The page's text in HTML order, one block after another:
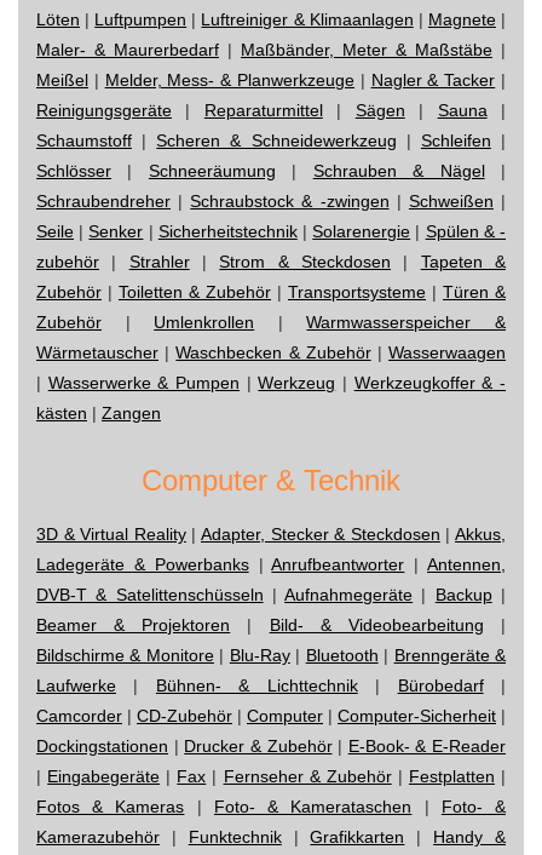
Löten | Luftpumpen | Luftreiniger & Klimaanlagen | Magnete|
Maler- & Maurerbedarf | Maßbänder, Meter & Maßstäbe |
Meißel | Melder, Mess- & Planwerkzeuge | Nagler & Tacker |
Reinigungsgeräte | Reparaturmittel| Sägen | Sauna |
Schaumstoff |Scheren & Schneidewerkzeug | Schleifen |
Schlösser | Schneeräumung | Schrauben & Nägel|
Schraubendreher |Schraubstock & -zwingen | Schweißen |
Seile |Senker | Sicherheitstechnik|Solarenergie | Spülen & -
zubehör | Strahler|Strom & Steckdosen | Tapeten &
Zubehör | Toiletten & Zubehör | Transportsysteme | Türen &
Zubehör | Umlenkrollen |Warmwasserspeicher &
Wärmetauscher |Waschbecken & Zubehör|Wasserwaagen
| Wasserwerke & Pumpen |Werkzeug | Werkzeugkoffer & -
kästen | Zangen
Computer & Technik
3D & Virtual Reality|Adapter, Stecker & Steckdosen |Akkus,
Ladegeräte & Powerbanks|Anrufbeantworter |Antennen,
DVB-T & Satelittenschüsseln |Aufnahmegeräte | Backup|
Beamer & Projektoren | Bild- & Videobearbeitung |
Bildschirme & Monitore| Blu-Ray| Bluetooth | Brenngeräte &
Laufwerke | Bühnen- & Lichttechnik| Bürobedarf|
Camcorder | CD-Zubehör | Computer | Computer-Sicherheit |
Dockingstationen | Drucker & Zubehör| E-Book- & E-Reader
| Eingabegeräte | Fax | Fernseher & Zubehör| Festplatten |
Fotos & Kameras | Foto- & Kamerataschen | Foto- &
Kamerazubehör | Funktechnik|Grafikkarten | Handy &